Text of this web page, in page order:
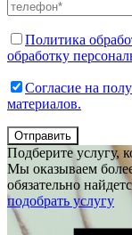
Политика
обработку
Согласие на
материалов.
Отправить
Подберите услугу,
Мы оказываем
обязательно
подобрать услугу